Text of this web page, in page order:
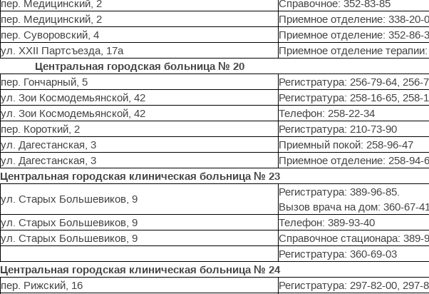
пер. Медицинский, 2
Справочное: 352-83-85
пер. Медицинский, 2
Приемное отделение: 338-20-
пер. Суворовский, 4
Приемное отделение: 352-86-
ул. XXII Партсъезда, 17а
Приемное отделение
Центральная городская больница № 20
пер. Гончарный, 5
Регистратура: 256-79-64, 256-
ул. Зои Космодемьянской, 42
Регистратура: 258-16-65, 258-
ул. Зои Космодемьянской, 42
Телефон: 258-22-34
пер. Короткий, 2
Регистратура: 210-73-90
ул. Дагестанская, 3
Приемный покой: 258-96-47
ул. Дагестанская, 3
Приемное отделение: 258-94-
Центральная городская клиническая больница № 23
ул. Старых Большевиков, 9
Регистратура: 389-96-85.
Вызов врача на дом: 360-67-41
ул. Старых Большевиков, 9
Телефон: 389-93-40
ул. Старых Большевиков, 9
Справочное стационара: 389-
Регистратура: 360-69-03
Центральная городская клиническая больница № 24
пер. Рижский, 16
Регистратура: 297-82-00, 297-